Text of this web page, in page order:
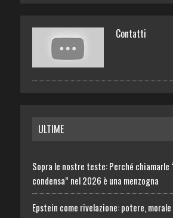
Contatti
ULTIME
Sopra le nostre teste: Perché chiamarle
condensa” nel 2026 è una menzogna
Epstein come rivelazione: potere,